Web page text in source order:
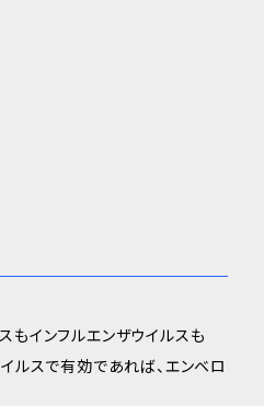
もインフルエンザウイルスも
ルスで有効であれば、エンベロ